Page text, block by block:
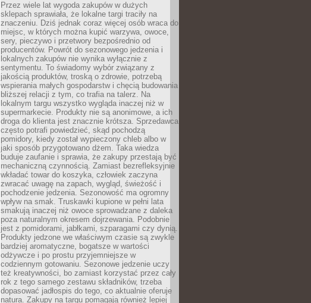
Przez wiele lat wygoda zakupów w dużych
sklepach sprawiała, że lokalne targi traciły na
znaczeniu. Dziś jednak coraz więcej osób wraca do
miejsc, w których można kupić warzywa, owoce,
sery, pieczywo i przetwory bezpośrednio od
producentów. Powrót do sezonowego jedzenia i
lokalnych zakupów nie wynika wyłącznie z
sentymentu. To świadomy wybór związany z
jakością produktów, troską o zdrowie, potrzebą
wspierania małych gospodarstw i chęcią budowania
bliższej relacji z tym, co trafia na talerz. Na
lokalnym targu wszystko wygląda inaczej niż w
supermarkecie. Produkty nie są anonimowe, a ich
droga do klienta jest znacznie krótsza. Sprzedawca
często potrafi powiedzieć, skąd pochodzą
pomidory, kiedy został wypieczony chleb albo w
jaki sposób przygotowano dżem. Taka wiedza
buduje zaufanie i sprawia, że zakupy przestają być
mechaniczną czynnością. Zamiast bezrefleksyjnie
wkładać towar do koszyka, człowiek zaczyna
zwracać uwagę na zapach, wygląd, świeżość i
pochodzenie jedzenia. Sezonowość ma ogromny
wpływ na smak. Truskawki kupione w pełni lata
smakują inaczej niż owoce sprowadzane z daleka
poza naturalnym okresem dojrzewania. Podobnie
jest z pomidorami, jabłkami, szparagami czy dynią.
Produkty jedzone we właściwym czasie są zwykle
bardziej aromatyczne, bogatsze w wartości
odżywcze i po prostu przyjemniejsze w
codziennym gotowaniu. Sezonowe jedzenie uczy
też kreatywności, bo zamiast korzystać przez cały
rok z tego samego zestawu składników, trzeba
dopasować jadłospis do tego, co aktualnie oferuje
natura. Zakupy na targu pomagają również lepiej